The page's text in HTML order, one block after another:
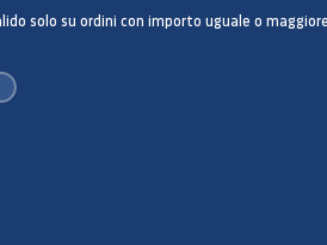
solo su ordini con importo uguale o